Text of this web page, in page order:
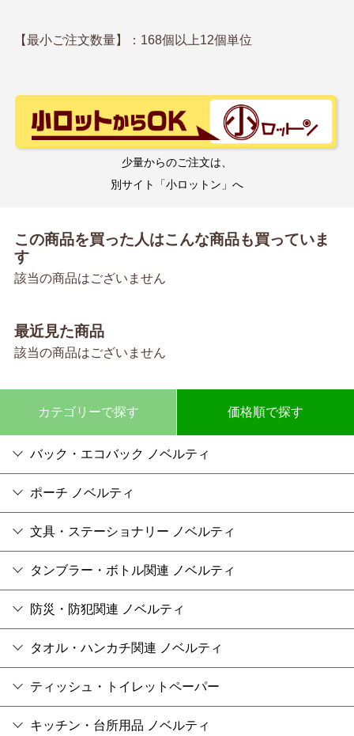
【最小ご注文数量】：168個以上12個単位
少量からのご注文は、
別サイト「小ロットン」へ
この商品を買った人はこんな商品も買っていま
す
該当の商品はございません
最近見た商品
該当の商品はございません
カテゴリーで探す 価格順で探す
バック・エコバック ノベルティ
ポーチ ノベルティ
文具・ステーショナリー ノベルティ
タンブラー・ボトル関連 ノベルティ
防災・防犯関連 ノベルティ
タオル・ハンカチ関連 ノベルティ
ティッシュ・トイレットペーパー
キッチン・台所用品 ノベルティ